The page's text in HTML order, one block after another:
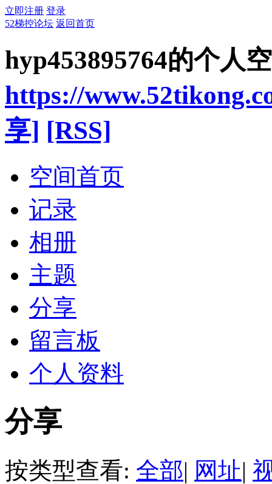
立即注册 登录
52梯控论坛 返回首页
hyp453895764的个人
https://
享] [RSS]
空间首页
记录
相册
主题
分享
留言板
个人资料
分享
按类型查看: 全部| 网址|